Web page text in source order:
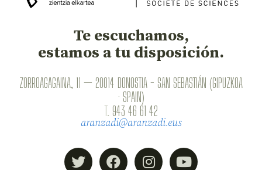
Te escuchamos,
estamos a tu disposición.
ZORROAGAGAINA, 11 — 20014 DONOSTIA - SAN SEBASTIÁN (GIPUZKOA
· SPAIN)
T. 943 46 61 42
aranzadi@aranzadi.eus